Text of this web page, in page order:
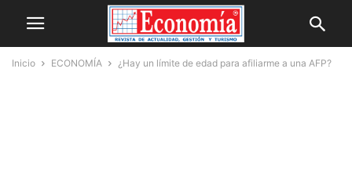
Inicio ECONOMÍA ¿Hay un límite de edad para afiliarme a una AFP?